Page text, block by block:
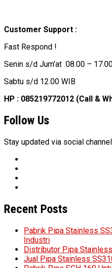
Customer Support :
Fast Respond !
Senin s/d Jum’at 08.00 –
Sabtu s/d 12.00 WIB
HP : 085219772012 (Call &
Follow Us
Stay updated via social
Recent Posts
Pabrik Pipa Stainless
Industri
Distributor Pipa
Jual Pipa Stainless